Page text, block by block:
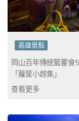
高雄景點
岡山百年傳統籃籗
「籮筐小趕集」
查看更多